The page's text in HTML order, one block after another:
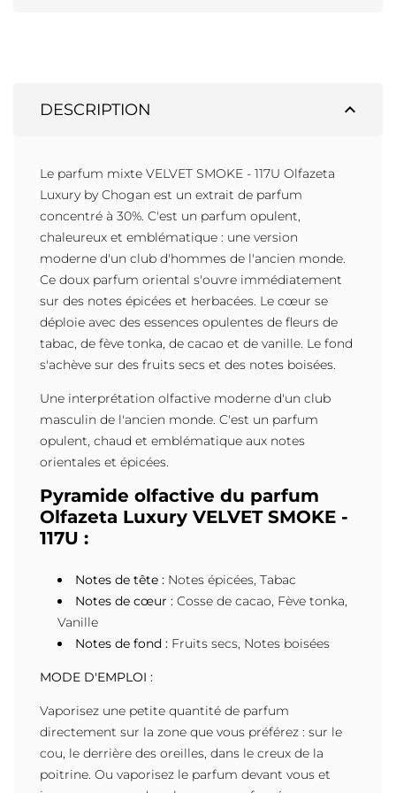
expand_less
DESCRIPTION
Le parfum mixte VELVET SMOKE - 117U Olfazeta
Luxury by Chogan est un extrait de parfum
concentré à 30%. C'est un parfum opulent,
chaleureux et emblématique : une version
moderne d'un club d'hommes de l'ancien monde.
Ce doux parfum oriental s'ouvre immédiatement
sur des notes épicées et herbacées. Le cœur se
déploie avec des essences opulentes de fleurs de
tabac, de fève tonka, de cacao et de vanille. Le fond
s'achève sur des fruits secs et des notes boisées.
Une interprétation olfactive moderne d'un club
masculin de l'ancien monde. C'est un parfum
opulent, chaud et emblématique aux notes
orientales et épicées.
Pyramide olfactive du parfum
Olfazeta Luxury VELVET SMOKE -
117U :
Notes de tête : Notes épicées, Tabac
Notes de cœur : Cosse de cacao, Fève tonka,
Vanille
Notes de fond : Fruits secs, Notes boisées
MODE D'EMPLOI :
Vaporisez une petite quantité de parfum
directement sur la zone que vous préférez : sur le
cou, le derrière des oreilles, dans le creux de la
poitrine. Ou vaporisez le parfum devant vous et